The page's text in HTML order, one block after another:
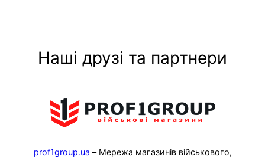
Наші друзі та партнери
prof1group.ua – Мережа магазинів військового,